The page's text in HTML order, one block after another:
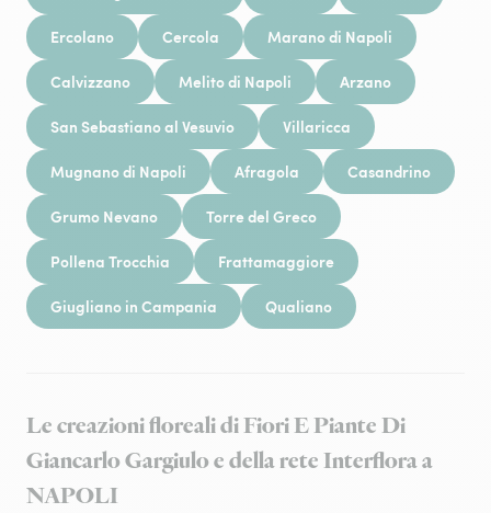
Ercolano Cercola Marano di Napoli
Calvizzano Melito di Napoli Arzano
San Sebastiano al Vesuvio Villaricca
Mugnano di Napoli Afragola Casandrino
Grumo Nevano Torre del Greco
Pollena Trocchia Frattamaggiore
Giugliano in Campania Qualiano
Le creazioni floreali di Fiori E Piante Di
Giancarlo Gargiulo e della rete Interflora a
NAPOLI